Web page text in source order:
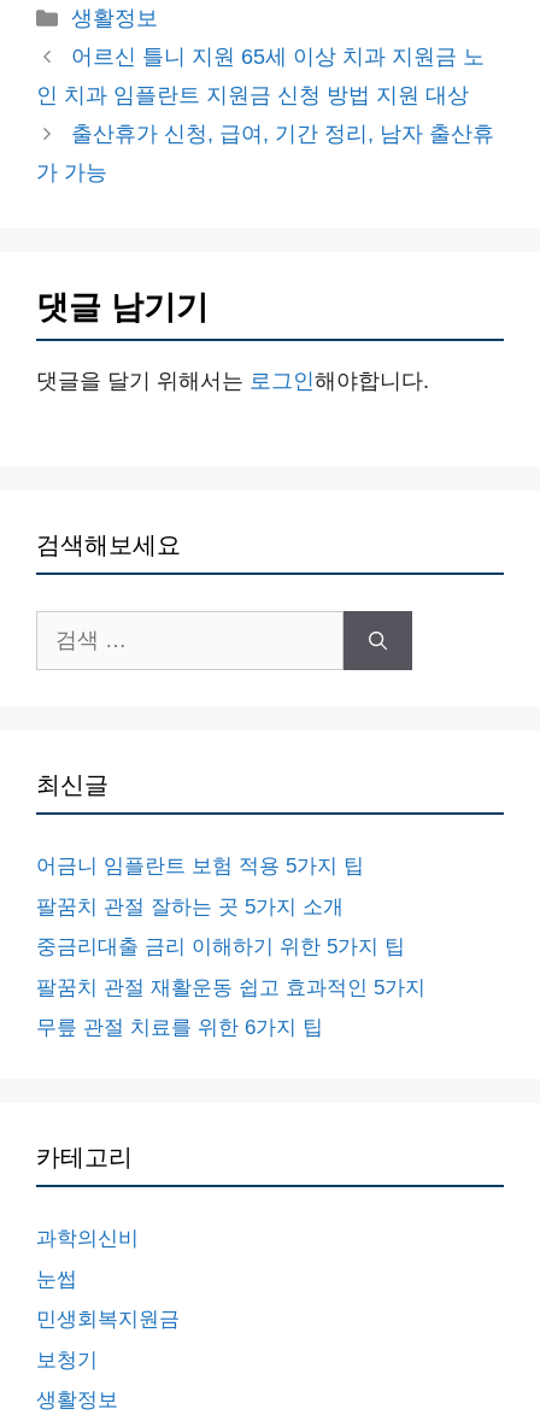
카
테
리
생활정보
어르신 틀니 지원 65세 이상 치과 지원금 노
인 치과 임플란트 지원금 신청 방법 지원 대상
출산휴가 신청, 급여, 기간 정리, 남자 출산휴
가 가능
댓글 남기기
댓글을 달기 위해서는 로그인해야합니다.
검색해보세요
색:
최신글
어금니 임플란트 보험 적용 5가지 팁
팔꿈치 관절 잘하는 곳 5가지 소개
중금리대출 금리 이해하기 위한 5가지 팁
팔꿈치 관절 재활운동 쉽고 효과적인 5가지
무릎 관절 치료를 위한 6가지 팁
카테고리
과학의신비
눈썹
민생회복지원금
보청기
생활정보